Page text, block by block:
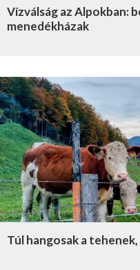
Vízválság az Alpokban:
menedékházak
Túl hangosak a